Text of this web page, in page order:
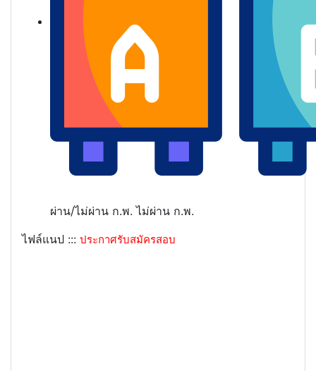
ผ่าน/ไม่ผ่าน ก.พ.ไม่ผ่าน ก.พ.
ไฟล์แนป ::: ประกาศรับสมัครสอบ